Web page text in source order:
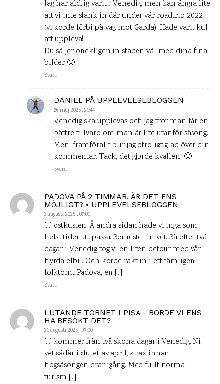
Jag har aldrig varit i Venedig, men kan ångra lite
att vi inte slank in där under vår roadtrip 2022
(vi körde förbi på väg mot Garda). Hade varit kul
att uppleva!
Du säljer onekligen in staden väl med dina fina
bilder 🙂
Svara
DANIEL PÅ UPPLEVELSEBLOGGEN
26 maj 2025 , 21:44
Venedig ska upplevas och jag tror man får en
bättre tillvaro om man är lite utanför säsong.
Men, framförallt blir jag otroligt glad över din
kommentar. Tack, det gjorde kvällen! 🙂
Svara
PADOVA PÅ 2 TIMMAR, ÄR DET ENS
MÖJLIGT? • UPPLEVELSEBLOGGEN
3 augusti 2025 , 07:00
[…] östkusten. Å andra sidan hade vi inga som
helst tider att passa. Semester ni vet. Så efter två
dagar i Venedig tog vi en liten detour med vår
hyrda elbil. Och körde rakt in i ett tämligen
folktomt Padova, en […]
Svara
LUTANDE TORNET I PISA - BORDE VI ENS
HA BESÖKT DET?
21 augusti 2025 , 07:00
[…] kommer från två sköna dagar i Venedig. Ni
vet sådär i slutet av april, strax innan
högsäsongen drar igång. Med fullt normal
turism […]